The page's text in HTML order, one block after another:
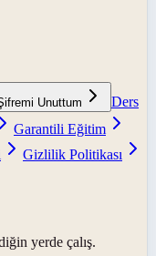
Unuttum
Ders
Garantili Eğitim
Gizlilik Politikası
yerde çalış.